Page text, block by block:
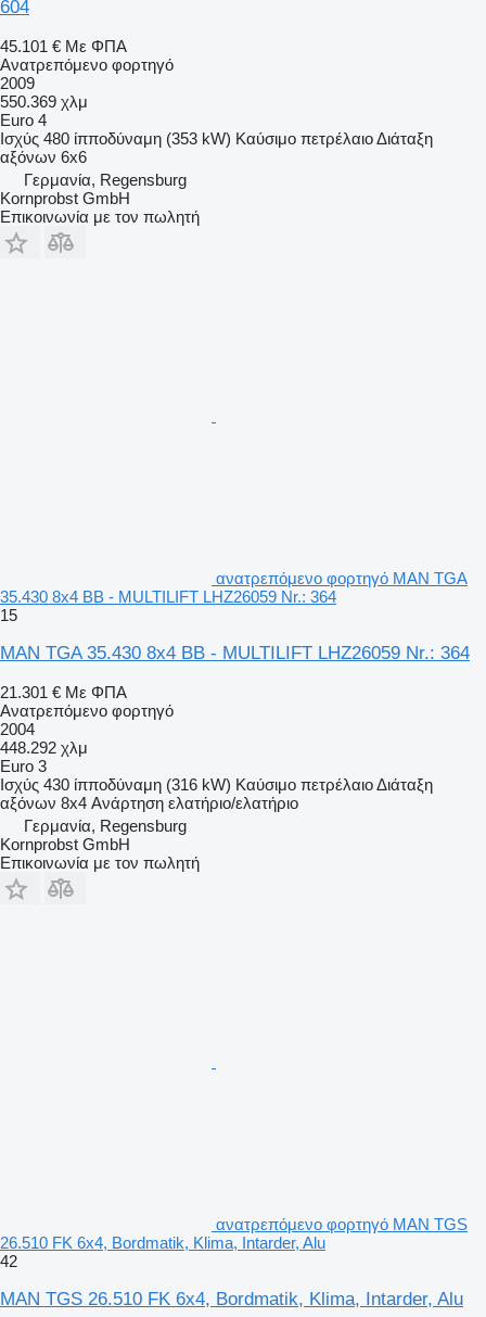
604
45.101 € Με ΦΠΑ
Ανατρεπόμενο φορτηγό
2009
550.369 χλμ
Euro 4
Ισχύς 480 ίπποδύναμη (353 kW) Καύσιμο πετρέλαιοΔιάταξη
αξόνων 6x6
Γερμανία, Regensburg
Kornprobst GmbH
Επικοινωνία με τον πωλητή
ανατρεπόμενο φορτηγό MAN TGA
35.430 8x4 BB - MULTILIFT LHZ26059 Nr.: 364
15
MAN TGA 35.430 8x4 BB - MULTILIFT LHZ26059 Nr.: 364
21.301 € Με ΦΠΑ
Ανατρεπόμενο φορτηγό
2004
448.292 χλμ
Euro 3
Ισχύς 430 ίπποδύναμη (316 kW) Καύσιμο πετρέλαιοΔιάταξη
αξόνων 8x4 Ανάρτηση ελατήριο/ελατήριο
Γερμανία, Regensburg
Kornprobst GmbH
Επικοινωνία με τον πωλητή
ανατρεπόμενο φορτηγό MAN TGS
26.510 FK 6x4, Bordmatik, Klima, Intarder, Alu
42
MAN TGS 26.510 FK 6x4, Bordmatik, Klima, Intarder, Alu